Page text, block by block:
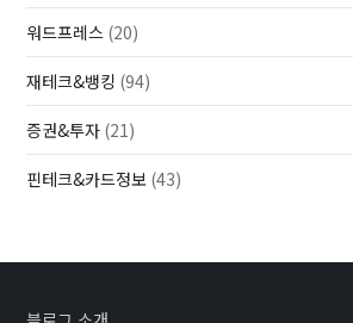
워드프레스 (20)
재테크&뱅킹 (94)
증권&투자 (21)
핀테크&카드정보 (43)